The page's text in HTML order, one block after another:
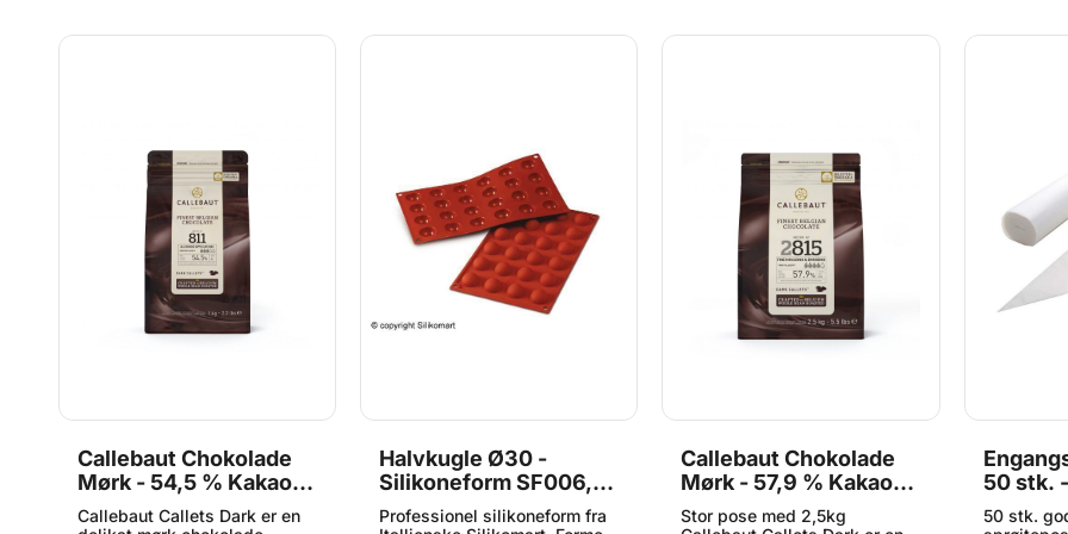
Callebaut Chokolade
Mørk - 54,5 % Kakao, 1
kg
Callebaut Callets Dark er en
Halvkugle Ø30 -
Silikoneform SF006,
Silikomart
Professionel silikoneform fra
Callebaut Chokolade
Mørk - 57,9 % Kakao,
2,5 kg
Stor pose med 2,5kg
50 stk.
50 stk.